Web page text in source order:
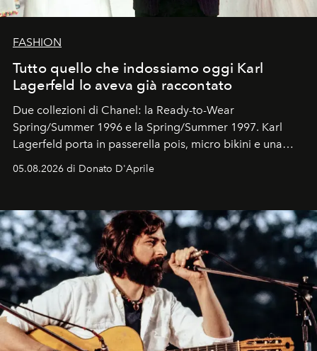
FASHION
Tutto quello che indossiamo oggi Karl
Lagerfeld lo aveva già raccontato
Due collezioni di Chanel: la Ready-to-Wear
Spring/Summer 1996 e la Spring/Summer 1997. Karl
Lagerfeld porta in passerella pois, micro bikini e una
Kate, Claudia e Carla una dietro l'altra. Trent'anni dopo,
uno dei documenti più contemporanei che abbiamo.
05.08.2026 di Donato D'Aprile